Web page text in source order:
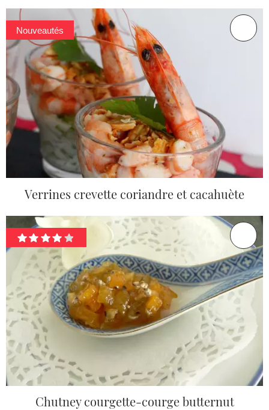
Nouveautés
Verrines crevette coriandre et cacahuète
Chutney courgette-courge butternut